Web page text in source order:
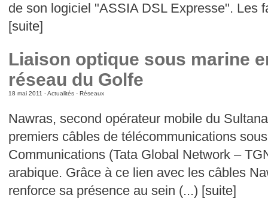
de son logiciel "ASSIA DSL Expresse". Les
[suite]
Liaison optique sous marine
réseau du Golfe
18 mai 2011 -Actualités- Réseaux
Nawras, second opérateur mobile du
premiers câbles de télécommunications
Communications (Tata Global Network –
arabique. Grâce à ce lien avec les câbles
renforce sa présence au sein (...) [suite]